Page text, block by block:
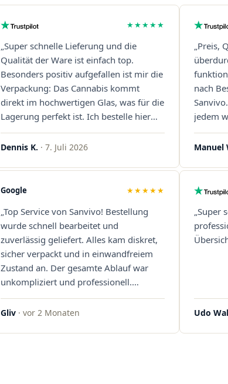
★★★★★
„Super schnelle Lieferung und die
Qualität der Ware ist einfach top.
Besonders positiv aufgefallen ist mir die
Verpackung: Das Cannabis kommt
direkt im hochwertigen Glas, was für die
Lagerung perfekt ist. Ich bestelle hier
definitiv wieder!"
Dennis K. · 7. Juli 2026
„Preis,
nach
jedem
Immer
Manuel
Google ★★★★★
„Top Service von Sanvivo! Bestellung
wurde schnell bearbeitet und
zuverlässig geliefert. Alles kam diskret,
sicher verpackt und in einwandfreiem
Zustand an. Der gesamte Ablauf war
unkompliziert und professionell.
Qualität und Kundenzufriedenheit
überzeugen auf ganzer Linie. Gerne
Gliv · vor 2 Monaten
„Super
Udo